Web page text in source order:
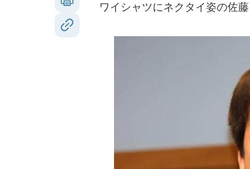
ワイシャツにネクタイ姿の佐